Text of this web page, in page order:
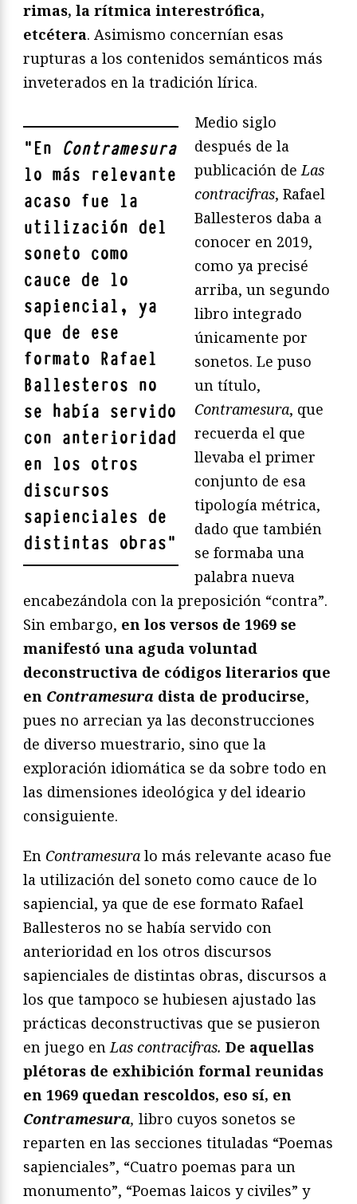
rimas, la rítmica interestrófica,
etcétera. Asimismo concernían esas
rupturas a los contenidos semánticos más
inveterados en la tradición lírica.
"En Contramesura
lo más relevante
acaso fue la
utilización del
soneto como
cauce de lo
sapiencial, ya
que de ese
formato Rafael
Ballesteros no
se había servido
con anterioridad
en los otros
discursos
sapienciales de
distintas obras"
Medio siglo
después de la
publicación deLas
contracifras, Rafael
Ballesteros daba a
conocer en 2019,
como ya precisé
arriba, un segundo
libro integrado
únicamente por
sonetos. Le puso
un título,
Contramesura, que
recuerda el que
llevaba el primer
conjunto de esa
tipología métrica,
dado que también
se formaba una
palabra nueva
encabezándola con la preposición “contra”.
Sin embargo, en los versos de 1969 se
manifestó una aguda voluntad
deconstructiva de códigos literarios que
en Contramesura dista de producirse,
pues no arrecian ya las deconstrucciones
de diverso muestrario, sino que la
exploración idiomática se da sobre todo en
las dimensiones ideológica y del ideario
consiguiente.
En Contramesura lo más relevante acaso fue
la utilización del soneto como cauce de lo
sapiencial, ya que de ese formato Rafael
Ballesteros no se había servido con
anterioridad en los otros discursos
sapienciales de distintas obras, discursos a
los que tampoco se hubiesen ajustado las
prácticas deconstructivas que se pusieron
en juego enLas contracifras. De aquellas
plétoras de exhibición formal reunidas
en 1969 quedan rescoldos, eso sí, en
Contramesura, libro cuyos sonetos se
reparten en las secciones tituladas “Poemas
sapienciales”, “Cuatro poemas para un
monumento”, “Poemas laicos y civiles” y